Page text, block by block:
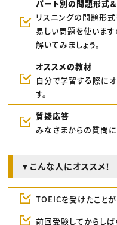
パート別の問題形式
リスニングの問題形式
易しい問題を使いま
解いてみましょう。
オススメの教材
自分で学習する際に
す。
質疑応答
みなさまからの質問に
▼こんな人にオススメ！
TOEICを受けたこと
前回受験してからし